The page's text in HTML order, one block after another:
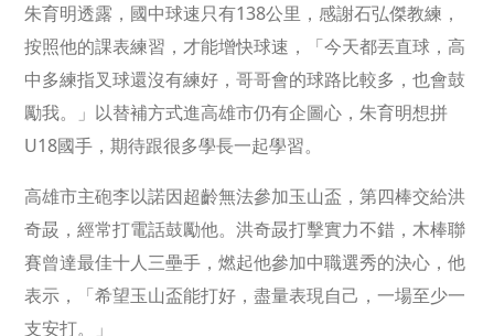
朱育明透露，國中球速只有138公里，感謝石弘傑教練，
按照他的課表練習，才能增快球速，「今天都丟直球，高
中多練指叉球還沒有練好，哥哥會的球路比較多，也會鼓
勵我。」以替補方式進高雄市仍有企圖心，朱育明想拼
U18國手，期待跟很多學長一起學習。
高雄市主砲李以諾因超齡無法參加玉山盃，第四棒交給洪
奇晸，經常打電話鼓勵他。洪奇晸打擊實力不錯，木棒聯
賽曾達最佳十人三壘手，燃起他參加中職選秀的決心，他
表示，「希望玉山盃能打好，盡量表現自己，一場至少一
支安打。」